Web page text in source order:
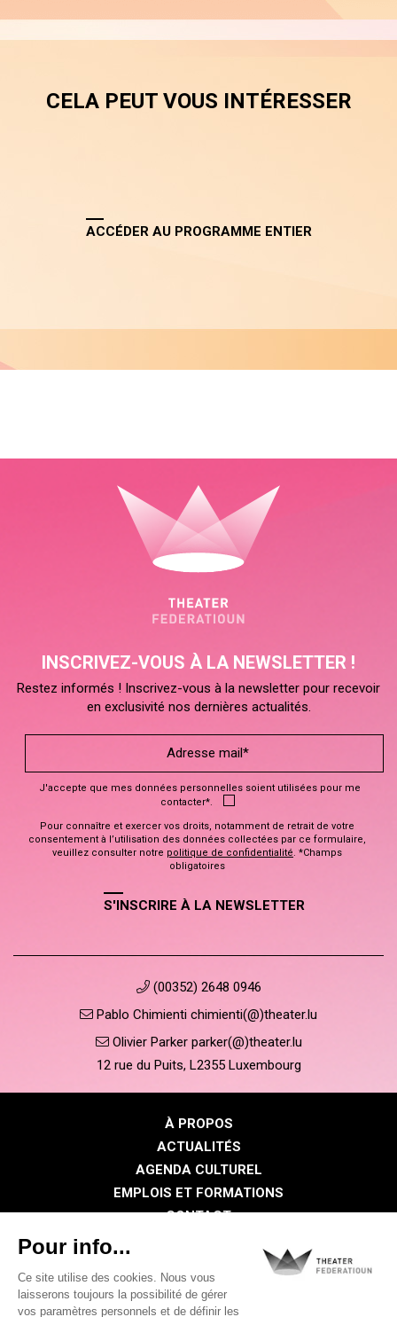
CELA PEUT VOUS INTÉRESSER
ACCÉDER AU PROGRAMME ENTIER
INSCRIVEZ-VOUS À LA NEWSLETTER !
Restez informés ! Inscrivez-vous à la newsletter pour recevoir
en exclusivité nos dernières actualités.
J'accepte que mes données personnelles soient utilisées pour me
contacter*.
Pour connaître et exercer vos droits, notamment de retrait de votre
consentement à l’utilisation des données collectées par ce formulaire,
veuillez consulter notre politique de confidentialité. *Champs
obligatoires
S'INSCRIRE À LA NEWSLETTER
(00352) 2648 0946
Pablo Chimienti chimienti(@)theater.lu
Olivier Parker parker(@)theater.lu
12 rue du Puits, L2355 Luxembourg
À PROPOS
ACTUALITÉS
AGENDA CULTUREL
EMPLOIS ET FORMATIONS
CONTACT
Politique de confidentialité